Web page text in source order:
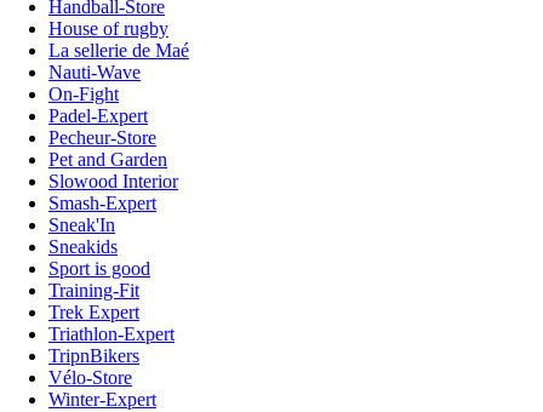
Handball-Store
House of rugby
La sellerie de Maé
Nauti-Wave
On-Fight
Padel-Expert
Pecheur-Store
Pet and Garden
Slowood Interior
Smash-Expert
Sneak'In
Sneakids
Sport is good
Training-Fit
Trek Expert
Triathlon-Expert
TripnBikers
Vélo-Store
Winter-Expert